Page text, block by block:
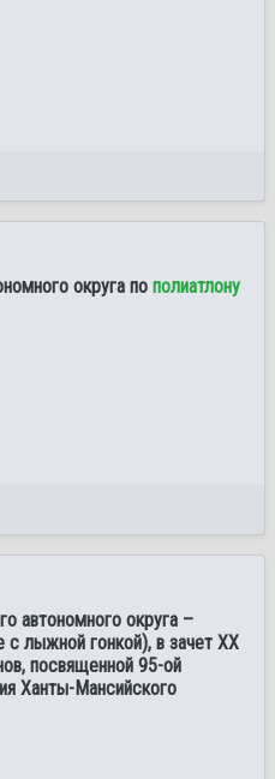
округа по полиатлону
автономного округа –
с лыжной гонкой), в зачет XX
посвященной 95-ой
Ханты-Мансийского